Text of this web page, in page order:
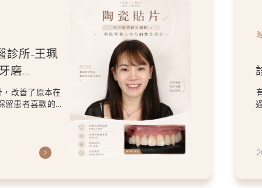
診所-王珮
磨
特色的微
改善了原本在
留患者喜歡的